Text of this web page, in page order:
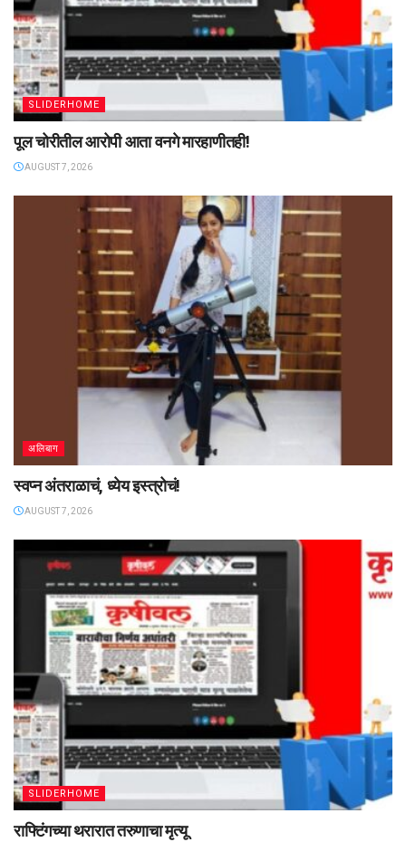
SLIDERHOME
पूल चोरीतील आरोपी आता वनगे मारहाणीतही!
AUGUST 7, 2026
अलिबाग
स्वप्न अंतराळाचं, ध्येय इस्त्रोचं!
AUGUST 7, 2026
SLIDERHOME
राफ्टिंगच्या थरारात तरुणाचा मृत्यू